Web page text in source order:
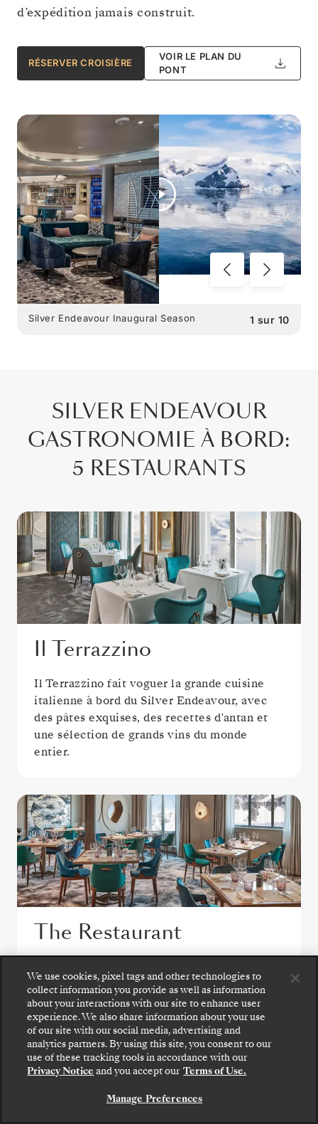
d’expédition jamais construit.
RÉSERVER CROISIÈRE
VOIR LE PLAN DU
PONT
1 sur 10
Silver Endeavour Inaugural Season
SILVER ENDEAVOUR
GASTRONOMIE À BORD:
5 RESTAURANTS
Il Terrazzino
Il Terrazzino fait voguer la grande cuisine
italienne à bord du Silver Endeavour, avec
des pâtes exquises, des recettes d’antan et
une sélection de grands vins du monde
entier.
The Restaurant
escapade culinaire, mêlant de grands
classiques appréciés et des créations
inspirées des destinations, pour saisir les
saveurs et l’esprit de votre voyage.
VOIR TOUTES LES OPTIONS DE RESTAURATION
Montez à bord : choisissez votre suite et consultez
les tarifs et les prestations incluses avant de
confirmer votre voyage avec Silversea en toute
sécurité.
RÉSERVEZ VOTRE SUITE
We use cookies, pixel tags and other technologies to
collect information you provide as well as information
about your interactions with our site to enhance user
experience. We also share information about your use
of our site with our social media, advertising and
analytics partners. By using this site, you consent to our
use of these tracking tools in accordance with our
Privacy Notice and you accept our Terms of Use.
Manage Preferences